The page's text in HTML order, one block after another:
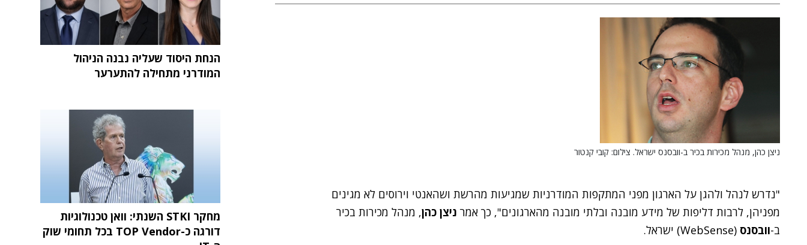
ניצן כהן, מנהל מכירות בכיר ב-וובסנס ישראל. צילום: קובי קנטור
"נדרש לנהל ולהגן על הארגון מפני המתקפות המודרניות שמגיעות מהרשת ושהאנטי וירוסים לא מגינים
מפניהן, לרבות דליפות של מידע מובנה ובלתי מובנה מהארגונים", כך אמר ניצן כהן, מנהל מכירות בכיר
ב-וובסנס (WebSense) ישראל.
הנחת היסוד שעליה נבנה הניהול
המודרני מתחילה להתערער
מחקר STKI השנתי: וואן טכנולוגיות
דורגה כ-TOP Vendor בכל תחומי שוק